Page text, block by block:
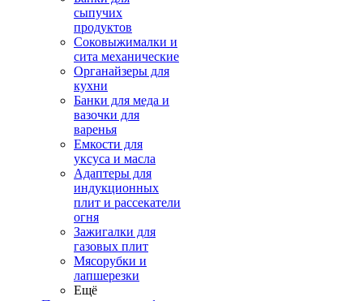
сыпучих
продуктов
Соковыжималки и
сита механические
Органайзеры для
кухни
Банки для меда и
вазочки для
варенья
Емкости для
уксуса и масла
Адаптеры для
индукционных
плит и рассекатели
огня
Зажигалки для
газовых плит
Мясорубки и
лапшерезки
Ещё